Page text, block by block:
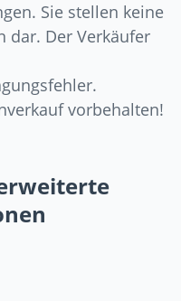
Sie stellen keine
dar. Der Verkäufer
vorbehalten!